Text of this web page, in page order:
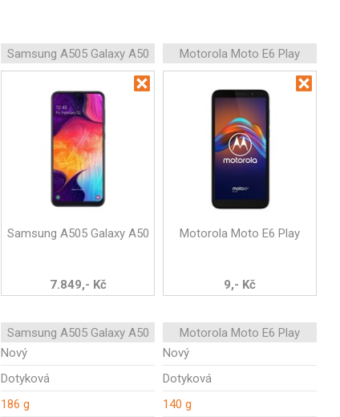
Samsung A505 Galaxy A50 Motorola Moto E6 Play
Samsung A505 Galaxy A50
7.849,- Kč
Motorola Moto E6 Play
9,- Kč
Samsung A505 Galaxy A50
Motorola Moto E6 Play
Nový
Nový
Dotyková
Dotyková
186 g
140 g